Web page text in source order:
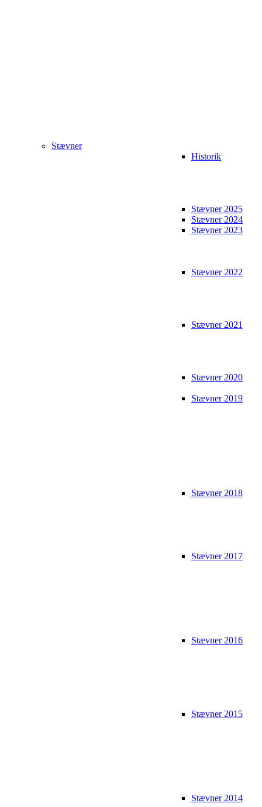
Stævner
Historik
Stævner 2025
Stævner 2024
Stævner 2023
Stævner 2022
Stævner 2021
Stævner 2020
Stævner 2019
Stævner 2018
Stævner 2017
Stævner 2016
Stævner 2015
Stævner 2014